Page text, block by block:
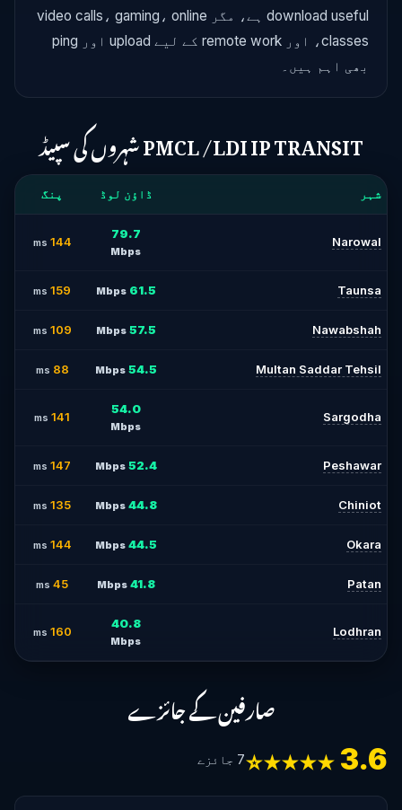
download useful ہے، مگر video calls، gaming، online
classes، اور remote work کے لیے upload اور ping
بھی اہم ہیں۔
PMCL /LDI IP TRANSIT شہروں کی سپیڈ
شہر ڈاؤن لوڈ پنگ
Narowal
79.7
Mbps
144
ms
Taunsa
61.5
Mbps
159
ms
Nawabshah
57.5
Mbps
109
ms
Multan Saddar Tehsil
54.5
Mbps
88
ms
Sargodha
54.0
Mbps
141
ms
Peshawar
52.4
Mbps
147
ms
Chiniot
44.8
Mbps
135
ms
Okara
44.5
Mbps
144
ms
Patan
41.8
Mbps
45
ms
Lodhran
40.8
Mbps
160
ms
صارفین کے جائزے
3.6
★★★★☆7 جائزے